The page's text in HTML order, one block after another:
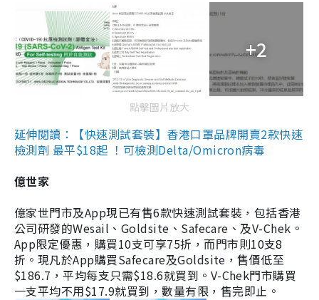
+2
點擊圖片放大
延伸閱讀：【快速測試套裝】香港口罩品牌開賣2款快速
檢測劑 最平$18起 ！可檢測Delta/Omicron病毒
億世家
億家世門市及App現已有售6款快速測試套裝，包括香港
公司研發的Wesail、Goldsite、Safecare、及V-Chek。
App限定優惠，購買10支可享75折，而門市則10支8
折。現凡於App購買Safecare及Goldsite，售價低至
$186.7，平均每支只需$18.6就買到。V-Chek門市購買
一支平均不用$17.9就買到，數量有限，售完即止。